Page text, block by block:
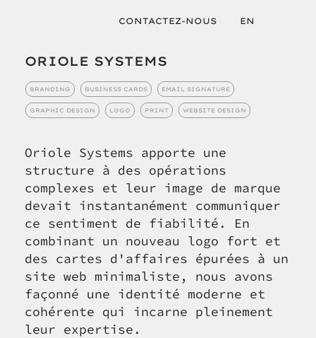
Oriole Systems apporte une
structure à des opérations
complexes et leur image de marque
devait instantanément communiquer
ce sentiment de fiabilité. En
combinant un nouveau logo fort et
des cartes d'affaires épurées à un
site web minimaliste, nous avons
façonné une identité moderne et
cohérente qui incarne pleinement
leur expertise.
ORIOLE SYSTEMS
BRANDING BUSINESS CARDS EMAIL SIGNATURE
GRAPHIC DESIGN LOGO PRINT WEBSITE DESIGN
CONTACTEZ-NOUS EN